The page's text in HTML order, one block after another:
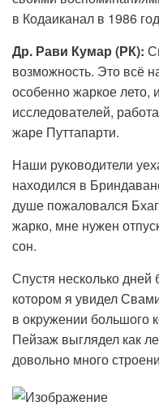
в Кодаиканал в 1986
Др. Рави Кумар (РК):
возможность. Это всё
особенно жаркое
исследователей,
жаре Путтапарти.
Наши руководители
находился в
душе пожаловался
жарко, мне нужен
сон.
Спустя несколько
котором я увидел
в окружении большого
Пейзаж выглядел как
довольно много